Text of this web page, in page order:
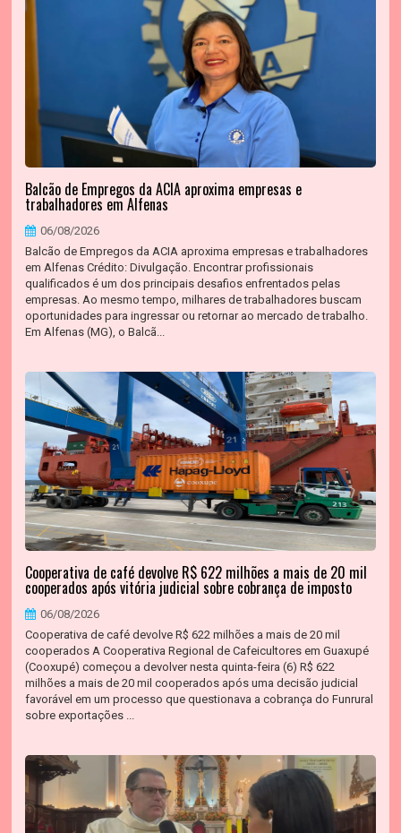
Balcão de Empregos da ACIA aproxima empresas e
trabalhadores em Alfenas
06/08/2026
Balcão de Empregos da ACIA aproxima empresas e trabalhadores
em Alfenas Crédito: Divulgação. Encontrar profissionais
qualificados é um dos principais desafios enfrentados pelas
empresas. Ao mesmo tempo, milhares de trabalhadores buscam
oportunidades para ingressar ou retornar ao mercado de trabalho.
Em Alfenas (MG), o Balcã...
Cooperativa de café devolve R$ 622 milhões a mais de 20 mil
cooperados após vitória judicial sobre cobrança de imposto
06/08/2026
Cooperativa de café devolve R$ 622 milhões a mais de 20 mil
cooperados A Cooperativa Regional de Cafeicultores em Guaxupé
(Cooxupé) começou a devolver nesta quinta-feira (6) R$ 622
milhões a mais de 20 mil cooperados após uma decisão judicial
favorável em um processo que questionava a cobrança do Funrural
sobre exportações ...